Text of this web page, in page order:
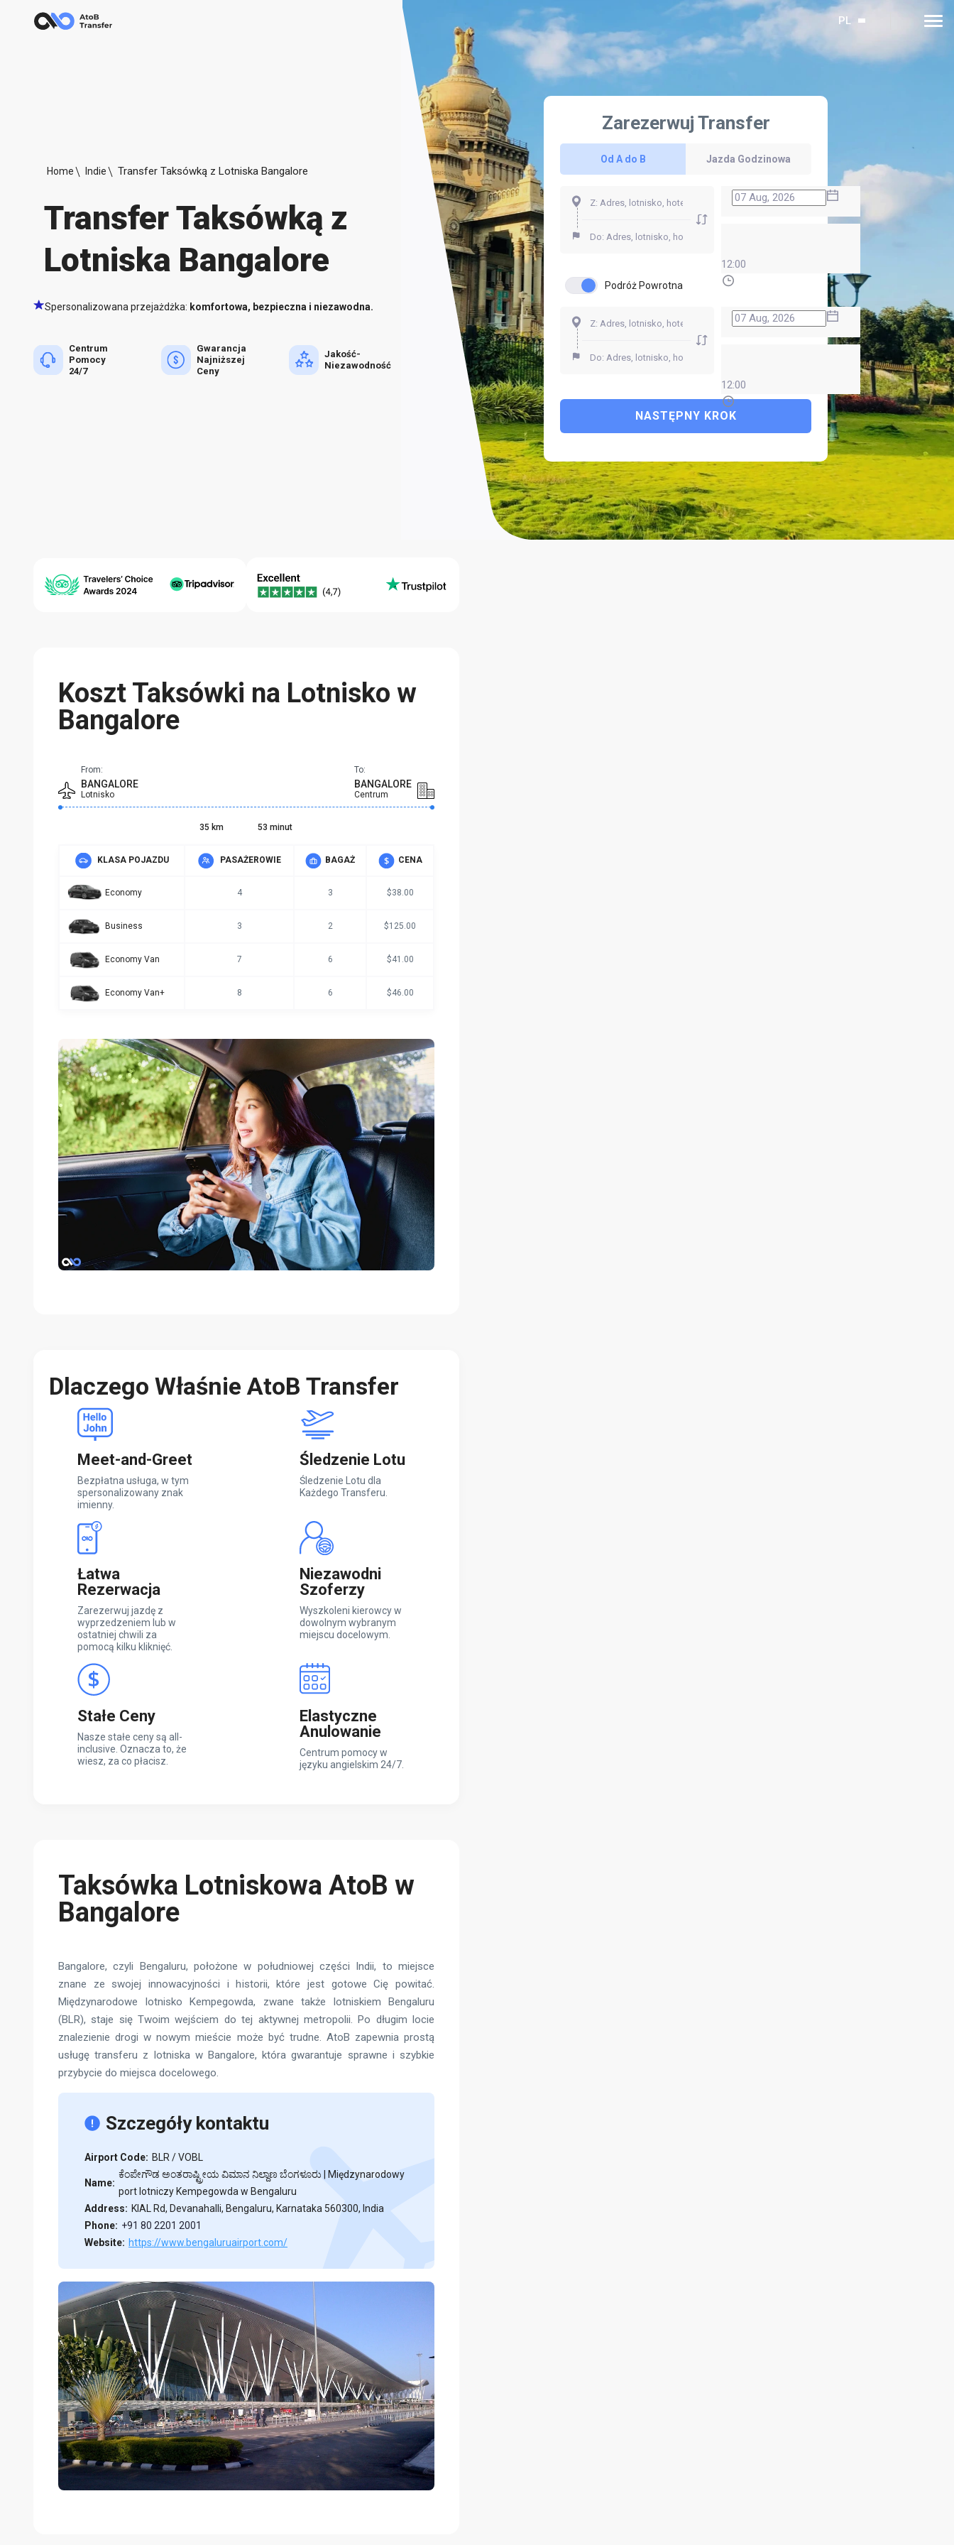
PL
Home Indie Transfer Taksówką z Lotniska Bangalore
Transfer Taksówką z
Lotniska Bangalore
Spersonalizowana przejażdżka: komfortowa, bezpieczna i niezawodna.
Centrum
Pomocy
24/7
Gwarancja
Najniższej
Ceny
Jakość-
Niezawodność
Zarezerwuj Transfer
Od A do B Jazda Godzinowa
12:00
Podróż Powrotna
12:00
NASTĘPNY KROK
Koszt Taksówki na Lotnisko w
Bangalore
From:
BANGALORE
Lotnisko
To:
BANGALORE
Centrum
35 km 53 minut
KLASA POJAZDU PASAŻEROWIE BAGAŻ CENA
Economy 4 3 $38.00
Business 3 2 $125.00
Economy Van 7 6 $41.00
Economy Van+ 8 6 $46.00
Dlaczego Właśnie AtoB Transfer
Meet-and-Greet
Bezpłatna usługa, w tym
spersonalizowany znak
imienny.
Śledzenie Lotu
Śledzenie Lotu dla
Każdego Transferu.
Łatwa
Rezerwacja
Zarezerwuj jazdę z
wyprzedzeniem lub w
ostatniej chwili za
pomocą kilku kliknięć.
Niezawodni
Szoferzy
Wyszkoleni kierowcy w
dowolnym wybranym
miejscu docelowym.
Stałe Ceny
Nasze stałe ceny są all-
inclusive. Oznacza to, że
wiesz, za co płacisz.
Elastyczne
Anulowanie
Centrum pomocy w
języku angielskim 24/7.
Taksówka Lotniskowa AtoB w
Bangalore
Bangalore, czyli Bengaluru, położone w południowej części Indii, to miejsce
znane ze swojej innowacyjności i historii, które jest gotowe Cię powitać.
Międzynarodowe lotnisko Kempegowda, zwane także lotniskiem Bengaluru
(BLR), staje się Twoim wejściem do tej aktywnej metropolii. Po długim locie
znalezienie drogi w nowym mieście może być trudne. AtoB zapewnia prostą
usługę transferu z lotniska w Bangalore, która gwarantuje sprawne i szybkie
przybycie do miejsca docelowego.
Szczegóły kontaktu
Airport Code: BLR / VOBL
Name:
ಕೆಂಪೇಗೌಡ ಅಂತರಾಷ್ಟ್ರೀಯ ವಿಮಾನ ನಿಲ್ದಾಣ ಬೆಂಗಳೂರು | Międzynarodowy
port lotniczy Kempegowda w Bengaluru
Address: KIAL Rd, Devanahalli, Bengaluru, Karnataka 560300, India
Phone: +91 80 2201 2001
Website: https://www.bengaluruairport.com/